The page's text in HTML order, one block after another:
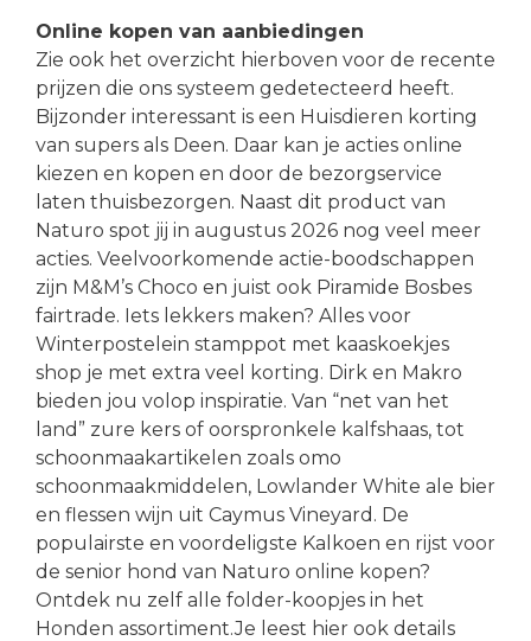
Online kopen van aanbiedingen
Zie ook het overzicht hierboven voor de recente
prijzen die ons systeem gedetecteerd heeft.
Bijzonder interessant is een Huisdieren korting
van supers als Deen. Daar kan je acties online
kiezen en kopen en door de bezorgservice
laten thuisbezorgen. Naast dit product van
Naturo spot jij in augustus 2026 nog veel meer
acties. Veelvoorkomende actie-boodschappen
zijn M&M’s Choco en juist ook Piramide Bosbes
fairtrade. Iets lekkers maken? Alles voor
Winterpostelein stamppot met kaaskoekjes
shop je met extra veel korting. Dirk en Makro
bieden jou volop inspiratie. Van “net van het
land” zure kers of oorspronkele kalfshaas, tot
schoonmaakartikelen zoals omo
schoonmaakmiddelen, Lowlander White ale bier
en flessen wijn uit Caymus Vineyard. De
populairste en voordeligste Kalkoen en rijst voor
de senior hond van Naturo online kopen?
Ontdek nu zelf alle folder-koopjes in het
Honden assortiment.Je leest hier ook details